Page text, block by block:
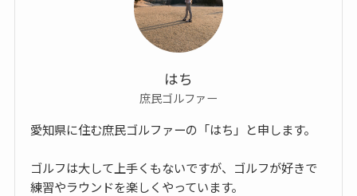
はち
庶民ゴルファー
愛知県に住む庶民ゴルファーの「はち」と申します。
ゴルフは大して上手くもないですが、ゴルフが好きで
練習やラウンドを楽しくやっています。